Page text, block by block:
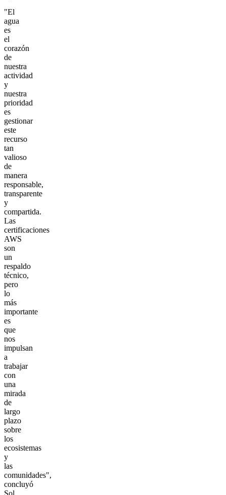
"El
agua
es
el
corazón
de
nuestra
actividad
y
nuestra
prioridad
es
gestionar
este
recurso
tan
valioso
de
manera
responsable,
transparente
y
compartida.
Las
certificaciones
AWS
son
un
respaldo
técnico,
pero
lo
más
importante
es
que
nos
impulsan
a
trabajar
con
una
mirada
de
largo
plazo
sobre
los
ecosistemas
y
las
comunidades",
concluyó